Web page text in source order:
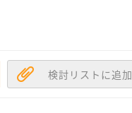
検討リストに追加